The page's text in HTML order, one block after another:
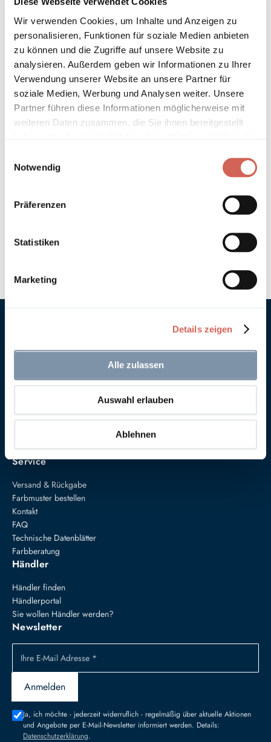
Wir verwenden Cookies, um Inhalte und Anzeigen zu
personalisieren, Funktionen für soziale Medien anbieten
zu können und die Zugriffe auf unsere Website zu
analysieren. Außerdem geben wir Informationen zu Ihrer
Verwendung unserer Website an unsere Partner für
soziale Medien, Werbung und Analysen weiter. Unsere
Partner führen diese Informationen möglicherweise mit
weiteren Daten zusammen, die Sie ihnen bereitgestellt
Notwendig
Präferenzen
Statistiken
Marketing
Details zeigen
Alle zulassen
Auswahl erlauben
Ablehnen
* Gilt für Lieferungen innerhalb Deutschlands, Lieferzeiten für andere
Länder entnehmen Sie bitte unserenVersandinformationen .
Technische Details und Hinweise
Hinweis zur Grundierung
Technische Daten
Hinweis zur Farbtongenauigkeit
Anna von Mangoldt GmbH & Co. KG
34414 Warburg
farben@annavonmangoldt.com
Service
Versand & Rückgabe
Farbmuster bestellen
Kontakt
FAQ
Technische Datenblätter
Farbberatung
Händler
Händler finden
Händlerportal
Sie wollen Händler werden?
Newsletter
Ihre E-Mail Adresse *
Anmelden
Ja, ich möchte - jederzeit widerruflich - regelmäßig über aktuelle Aktionen
und Angebote per E-Mail-Newsletter informiert werden. Details:
Datenschutzerklärung.